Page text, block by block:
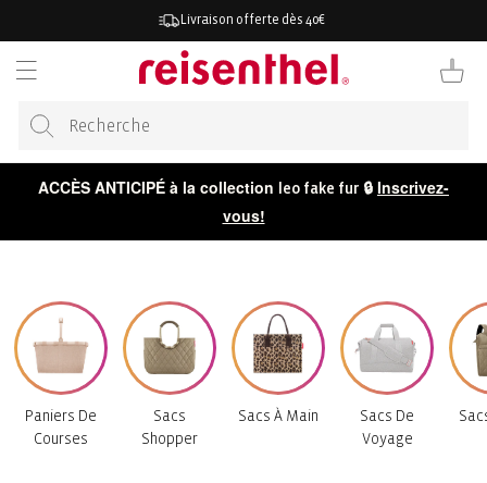
Livraison offerte dès 40€
Panier
ACCÈS ANTICIPÉ à la collection leo fake fur 🔒 Inscrivez-
vous!
Paniers De
Courses
Sacs
Shopper
Sacs À Main
Sacs De
Voyage